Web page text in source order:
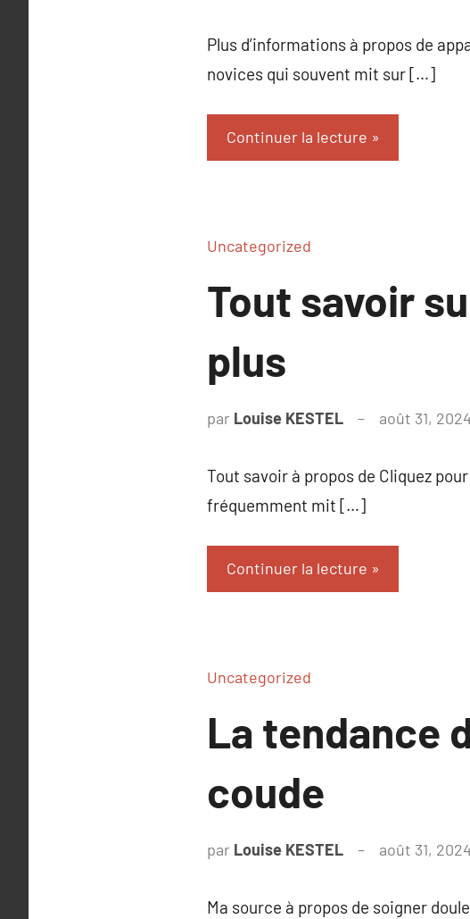
Plus d’informations à propos de
novices qui souvent mit sur […]
Continuer la lecture
Uncategorized
Tout savoir
plus
par Louise KESTEL août 31, 2024
Tout savoir à propos de Cliquez
fréquemment mit […]
Continuer la lecture
Uncategorized
La tendance
coude
par Louise KESTEL août 31, 2024
Ma source à propos de soigner